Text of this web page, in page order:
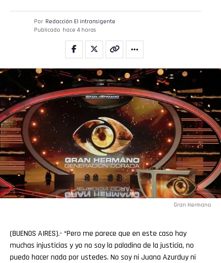
Por Redacción El intransigente
Publicado hace 4 horas
Gran Hermano
(BUENOS AIRES).- “Pero me parece que en este caso hay
muchas injusticias y yo no soy la paladina de la justicia, no
puedo hacer nada por ustedes. No soy ni Juana Azurduy ni